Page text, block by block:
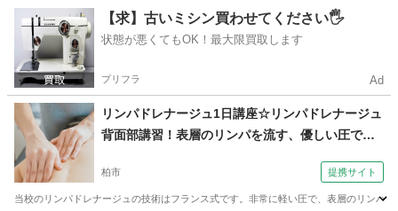
千葉 千葉市 ネイル
【求】古いミシン買わせてください🖐️
状態が悪くてもOK！最大限買取します
プリフラ Ad
リンパドレナージュ1日講座☆リンパドレナージュ
背面部講習！表層のリンパを流す、優しい圧で行
ックセーションアカデミー 千葉・柏校）
柏市 提携サイト
当校のリンパドレナージュの技術はフランス式です。非常に軽い圧で、表層のリンパ